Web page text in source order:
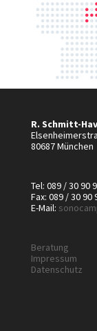
R. Schmitt-
80687 München
Tel: 089 / 30 90
Fax: 089 / 30 90
E-Mail:
Beratung
Impressum
Datenschutz